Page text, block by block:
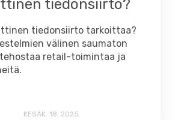
tiedonsiirto?
tiedonsiirto tarkoittaa?
välinen saumaton
retail-toimintaa ja
KESÄK. 18, 2025